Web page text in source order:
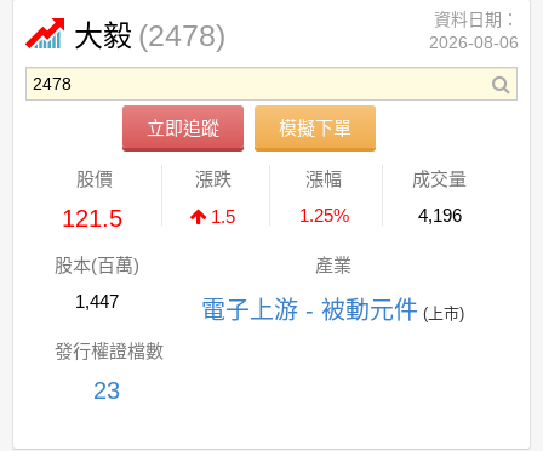
大毅 (2478)
立即追蹤 模擬下單
資料日期：
2026-08-06
股價
121.5
漲跌
1.5
漲幅
1.25%
成交量
4,196
股本(百萬)
1,447
產業
電子上游 - 被動元件 (上市)
發行權證檔數
23